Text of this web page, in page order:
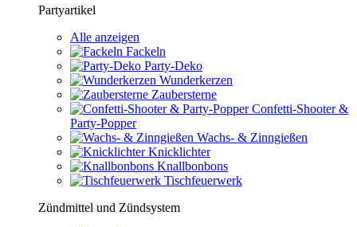
Partyartikel
Alle anzeigen
Fackeln
Party-Deko
Wunderkerzen
Zaubersterne
Confetti-Shooter &
Party-Popper
Wachs- & Zinngießen
Knicklichter
Knallbonbons
Tischfeuerwerk
Zündmittel und Zündsystem